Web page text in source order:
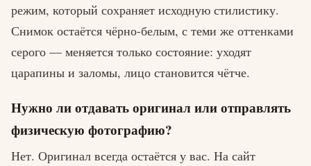
режим, который сохраняет исходную стилистику.
Снимок остаётся чёрно-белым, с теми же оттенками
серого — меняется только состояние: уходят
царапины и заломы, лицо становится чётче.
Нужно ли отдавать оригинал или отправлять
физическую фотографию?
Нет. Оригинал всегда остаётся у вас. На сайт